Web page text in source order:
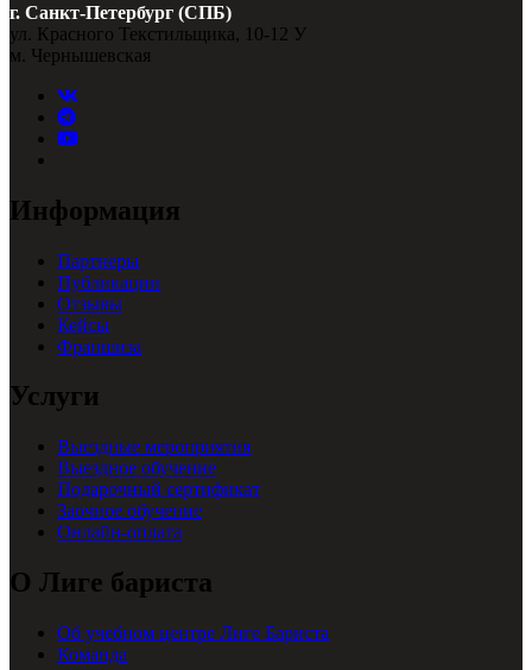
г. Санкт-Петербург (СПБ)
ул. Красного Текстильщика, 10-12 У
м. Чернышевская
Информация
Партнеры
Публикации
Отзывы
Кейсы
Франшиза
Услуги
Выездные мероприятия
Выездное обучение
Подарочный сертификат
Заочное обучение
Онлайн-оплата
О Лиге бариста
Об учебном центре Лиге Бариста
Команда